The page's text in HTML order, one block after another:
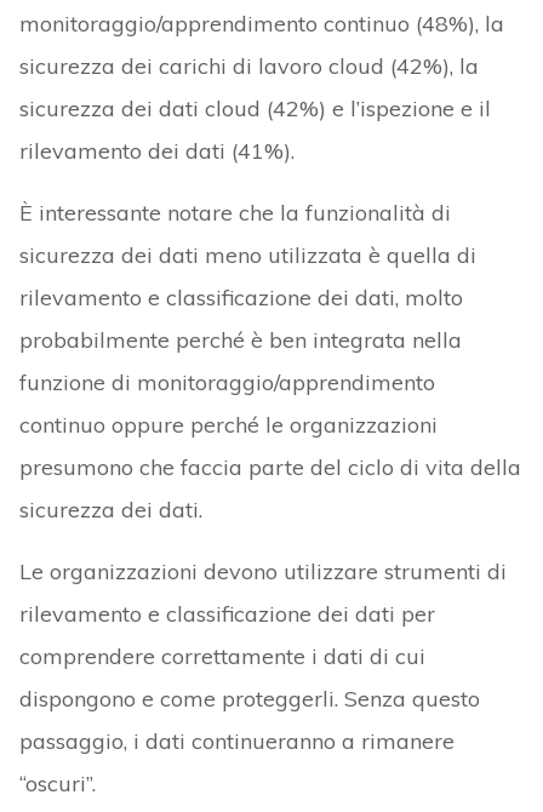
monitoraggio/apprendimento continuo (48%), la
sicurezza dei carichi di lavoro cloud (42%), la
sicurezza dei dati cloud (42%) e l’ispezione e il
rilevamento dei dati (41%).
È interessante notare che la funzionalità di
sicurezza dei dati meno utilizzata è quella di
rilevamento e classificazione dei dati, molto
probabilmente perché è ben integrata nella
funzione di monitoraggio/apprendimento
continuo oppure perché le organizzazioni
presumono che faccia parte del ciclo di vita della
sicurezza dei dati.
Le organizzazioni devono utilizzare strumenti di
rilevamento e classificazione dei dati per
comprendere correttamente i dati di cui
dispongono e come proteggerli. Senza questo
passaggio, i dati continueranno a rimanere
“oscuri”.